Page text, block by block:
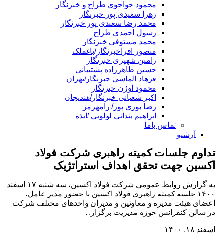
محمود خواجوی طراح و خبرنگار
زهرا سعیدی پور خبرنگار
محمد رضا سعیدی پور خبرنگار
رسول احمدی طراح
محمد مستوفی خبرنگار
منصور افراخبرنگار/باغملک
رامین شهپری خبرنگار
حسین طاهرزاده پشتیبانی
فرهاد الماسی خبرنگار/تهران
محمود اوژن خبرنگار
اکبر شعبانی خبرنگار/هندیجان
رضا بوری پور/ رامهرمز
ابراهیم بندانی لولویی /ایذه
تماس باما
آرشیو
تداوم جلسات کمیته راهبری شرکت فولاد
اکسین جهت تحقق اهداف استراتژیک
به گزارش روابط عمومی شرکت فولاد اکسین، سه شنبه ۱۷ اسفند
۱۴۰۰ جلسه کمیته راهبری فولاد اکسین با حضور مدیر عامل،
اعضای هیئت مدیره و معاونین و مدیران واحدهای مختلف شرکت
در سالن کنفرانس حوزه مدیریت برگزار...
اسفند ۱۸, ۱۴۰۰